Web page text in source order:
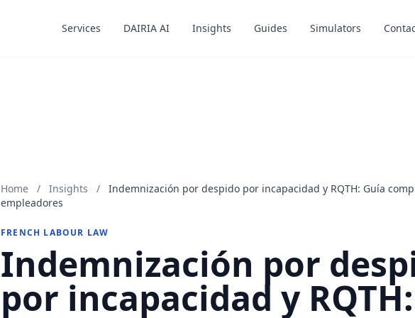
Services DAIRIA AI Insights Guides Simulators
Services DAIRIA AI Insights Guides Simulators
Home / Insights /
Indemnización por despido por incapacidad y RQTH: Guía
empleadores
FRENCH LABOUR LAW
Indemnización por
por incapacidad y